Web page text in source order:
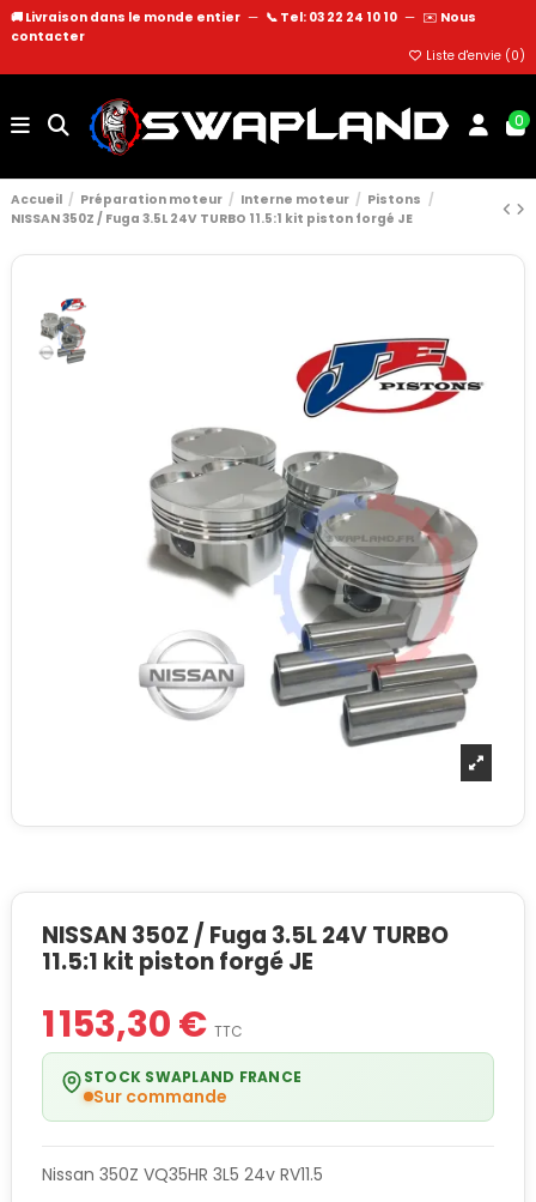
🚚 Livraison dans le monde entier — 📞 Tel: 03 22 24 10 10 — ✉️ Nous
contacter
Liste d'envie (0)
0
Accueil Préparation moteur Interne moteur
Pistons
NISSAN 350Z / Fuga 3.5L 24V TURBO 11.5:1 kit piston forgé JE
NISSAN 350Z / Fuga 3.5L 24V TURBO
11.5:1 kit piston forgé JE
1 153,30 € TTC
STOCK SWAPLAND FRANCE
Sur commande
Nissan 350Z VQ35HR 3L5 24v RV11.5